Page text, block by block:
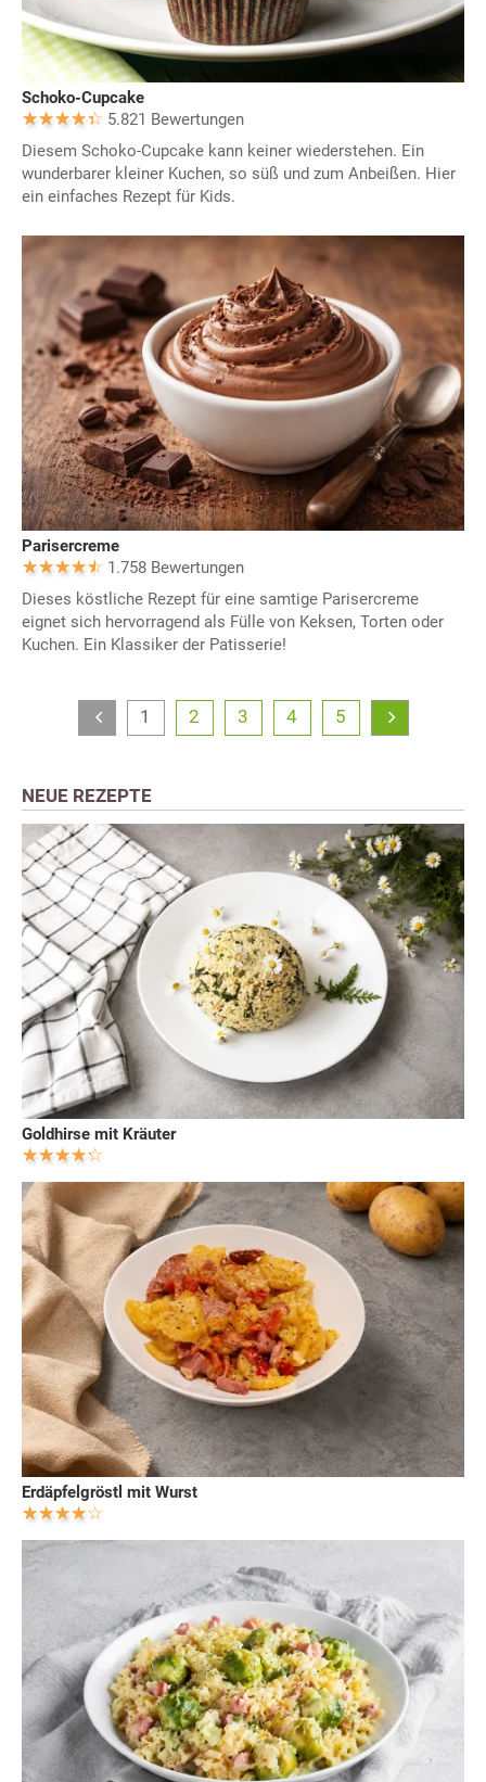
Schoko-Cupcake
5.821 Bewertungen
Diesem Schoko-Cupcake kann keiner wiederstehen. Ein
wunderbarer kleiner Kuchen, so süß und zum Anbeißen. Hier
ein einfaches Rezept für Kids.
Parisercreme
1.758 Bewertungen
Dieses köstliche Rezept für eine samtige Parisercreme
eignet sich hervorragend als Fülle von Keksen, Torten oder
Kuchen. Ein Klassiker der Patisserie!
1 2 3 4 5
NEUE REZEPTE
Goldhirse mit Kräuter
Erdäpfelgröstl mit Wurst